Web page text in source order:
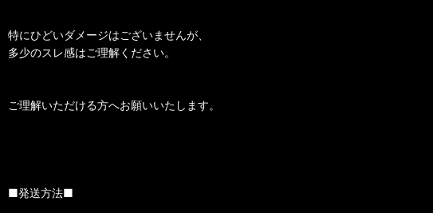
特にひどいダメージはございませんが、
多少のスレ感はご理解ください。
ご理解いただける方へお願いいたします。
■発送方法■